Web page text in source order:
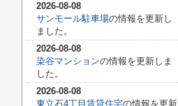
2026-08-08
サンモール駐車場の情報を更新し
ました。
2026-08-08
染谷マンションの情報を更新しま
した。
2026-08-08
東立石4丁目賃貸住宅の情報を更新